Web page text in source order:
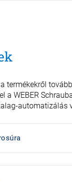
termékekről
a WEBER
automatizálás